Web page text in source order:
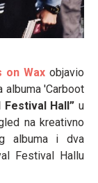
on Wax objavio
albuma 'Carboot
Hall” u
na kreativno
albuma i dva
Festival Hallu